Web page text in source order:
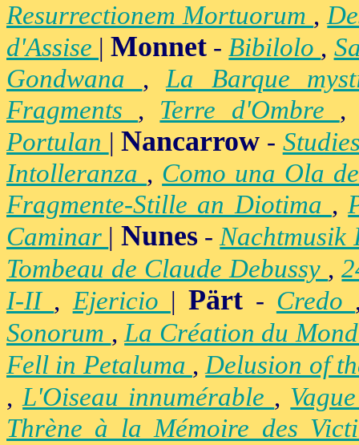
Resurrectionem Mortuorum ,
d'Assise |Monnet -Bibilolo ,
Gondwana ,La Barque
Fragments , Terre d'Ombre
Portulan |Nancarrow -
Intolleranza , Como una Ola
Fragmente-Stille an Diotima ,
Caminar | Nunes-
Tombeau de Claude Debussy ,
I-II ,Ejericio |Pärt - Credo
Sonorum ,La Création du
Fell in Petaluma ,Delusion of
,L'Oiseau innumérable ,
Thrène à la Mémoire des